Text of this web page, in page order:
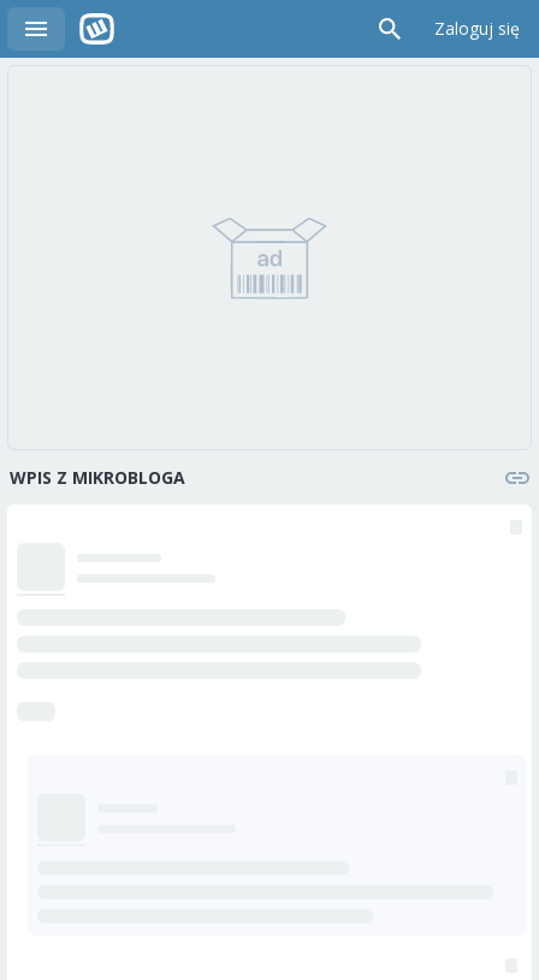
Zaloguj się
WPIS Z MIKROBLOGA